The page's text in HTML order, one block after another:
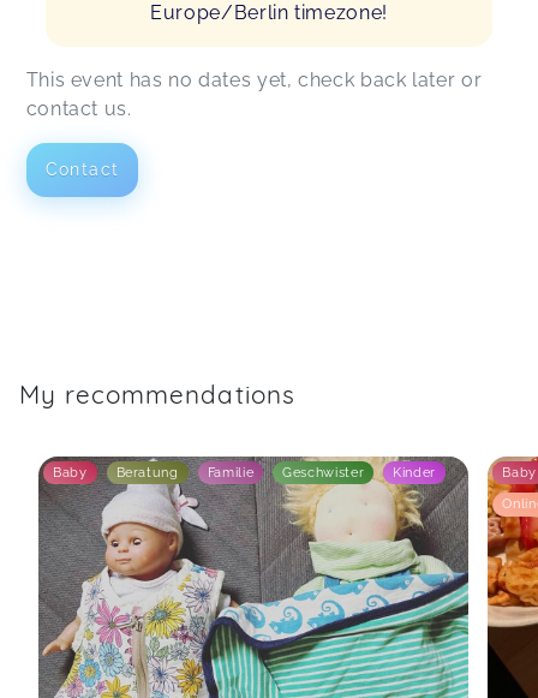
Europe/Berlin timezone!
This event has no dates yet, check back later or
contact us.
Contact
My recommendations
Baby Beratung Familie Geschwister Kinder Baby